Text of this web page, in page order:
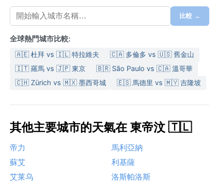
比較 →
全球熱門城市比較:
🇦🇪 杜拜 vs 🇮🇱 特拉維夫
🇨🇦 多倫多 vs 🇺🇸 舊金山
🇮🇹 羅馬 vs 🇯🇵 東京
🇧🇷 São Paulo vs 🇨🇦 溫哥華
🇨🇭 Zürich vs 🇲🇽 墨西哥城
🇪🇸 馬德里 vs 🇲🇾 吉隆坡
其他主要城市的天氣在 東帝汶 🇹🇱
帝力
馬利亞納
蘇艾
利基薩
艾莱乌
洛斯帕洛斯